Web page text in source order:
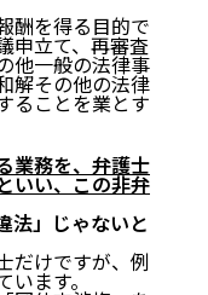
酬を得る目的で
申立て、再審査
他一般の法律事
解その他の法律
ることを業とす
業務を、弁護士
いい、この非弁
法」じゃないと
だけですが、例
います。